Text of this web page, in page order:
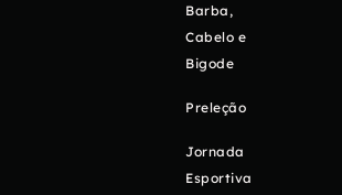
Barba,
Cabelo e
Bigode
Preleção
Jornada
Esportiva